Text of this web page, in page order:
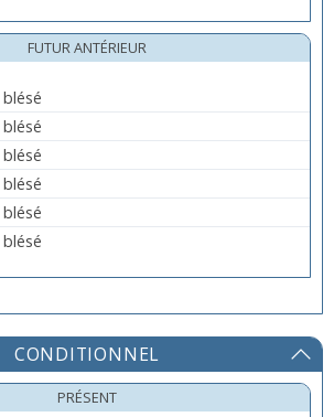
FUTUR ANTÉRIEUR
blésé
blésé
blésé
blésé
blésé
blésé
CONDITIONNEL
PRÉSENT